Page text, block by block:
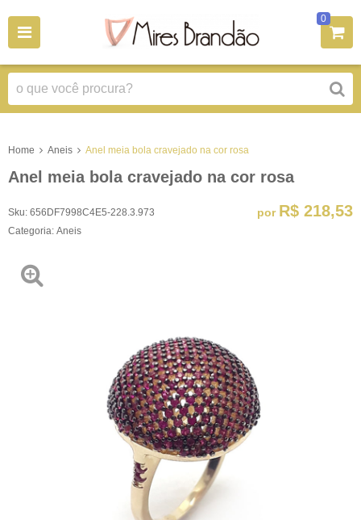
0
Home Aneis Anel meia bola cravejado na cor rosa
Anel meia bola cravejado na cor rosa
Sku: 656DF7998C4E5-228.3.973
Categoria: Aneis
por R$ 218,53